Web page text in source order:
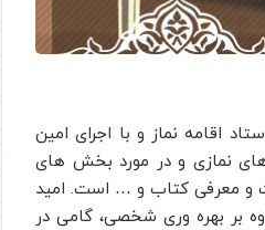
اقامه نماز و با اجرای امین
های نمازی و در مورد بخش های
و معرفی کتاب و … است. امید
بر بهره وری شخصی، گامی در